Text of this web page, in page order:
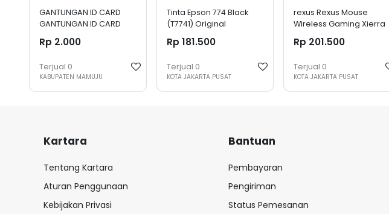
GANTUNGAN ID CARD
GANTUNGAN ID CARD
Rp 2.000
Terjual 0
KABUPATEN MAMUJU
Tinta Epson 774 Black
(T7741) Original
Rp 181.500
Terjual 0
KOTA JAKARTA PUSAT
rexus Rexus Mouse
Wireless Gaming Xierra
Rp 201.500
Terjual 0
KOTA JAKARTA PUSAT
Kartara
Tentang Kartara
Aturan Penggunaan
Kebijakan Privasi
Bantuan
Pembayaran
Pengiriman
Status Pemesanan